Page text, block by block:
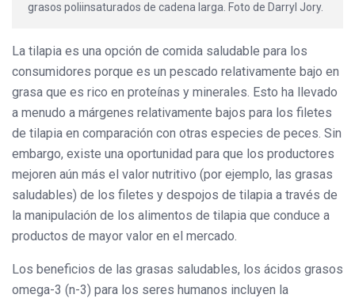
grasos poliinsaturados de cadena larga. Foto de Darryl Jory.
La tilapia es una opción de comida saludable para los
consumidores porque es un pescado relativamente bajo en
grasa que es rico en proteínas y minerales. Esto ha llevado
a menudo a márgenes relativamente bajos para los filetes
de tilapia en comparación con otras especies de peces. Sin
embargo, existe una oportunidad para que los productores
mejoren aún más el valor nutritivo (por ejemplo, las grasas
saludables) de los filetes y despojos de tilapia a través de
la manipulación de los alimentos de tilapia que conduce a
productos de mayor valor en el mercado.
Los beneficios de las grasas saludables, los ácidos grasos
omega-3 (n-3) para los seres humanos incluyen la